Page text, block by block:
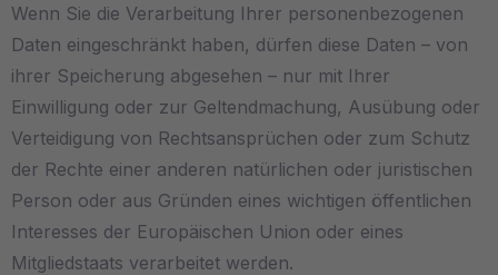
Wenn Sie die Verarbeitung Ihrer personenbezogenen
Daten eingeschränkt haben, dürfen diese Daten – von
ihrer Speicherung abgesehen – nur mit Ihrer
Einwilligung oder zur Geltendmachung, Ausübung oder
Verteidigung von Rechtsansprüchen oder zum Schutz
der Rechte einer anderen natürlichen oder juristischen
Person oder aus Gründen eines wichtigen öffentlichen
Interesses der Europäischen Union oder eines
Mitgliedstaats verarbeitet werden.